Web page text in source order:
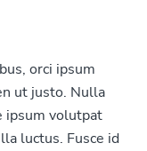
orci ipsum
ut justo. Nulla
ipsum volutpat
luctus. Fusce id